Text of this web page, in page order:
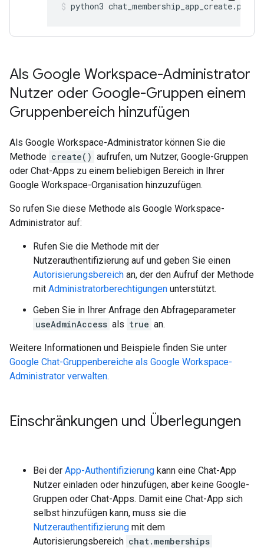
python3 chat_membership_app_create.py
Als Google Workspace-Administrator
Nutzer oder Google-Gruppen einem
Gruppenbereich hinzufügen
Als Google Workspace-Administrator können Sie die
Methode create() aufrufen, um Nutzer, Google-Gruppen
oder Chat-Apps zu einem beliebigen Bereich in Ihrer
Google Workspace-Organisation hinzuzufügen.
So rufen Sie diese Methode als Google Workspace-
Administrator auf:
Rufen Sie die Methode mit der
Nutzerauthentifizierung auf und geben Sie einen
Autorisierungsbereich an, der den Aufruf der Methode
mit Administratorberechtigungen unterstützt.
Geben Sie in Ihrer Anfrage den Abfrageparameter
useAdminAccess als true an.
Weitere Informationen und Beispiele finden Sie unter
Google Chat-Gruppenbereiche als Google Workspace-
Administrator verwalten.
Einschränkungen und Überlegungen
Bei der App-Authentifizierung kann eine Chat-App
Nutzer einladen oder hinzufügen, aber keine Google-
Gruppen oder Chat-Apps. Damit eine Chat-App sich
selbst hinzufügen kann, muss sie die
Nutzerauthentifizierung mit dem
Autorisierungsbereich chat.memberships